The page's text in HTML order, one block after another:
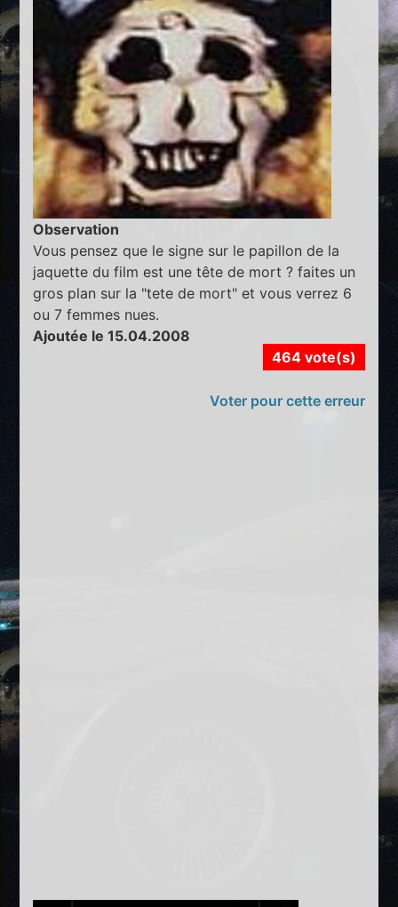
Observation
Vous pensez que le signe sur le papillon de la
jaquette du film est une tête de mort ? faites un
gros plan sur la "tete de mort" et vous verrez 6
ou 7 femmes nues.
Ajoutée le 15.04.2008
464 vote(s)
Voter pour cette erreur